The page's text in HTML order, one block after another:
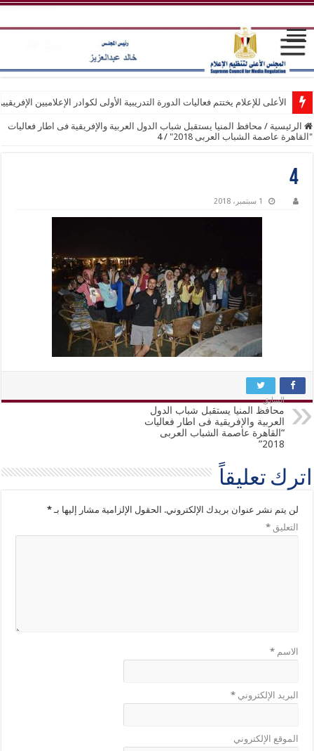
الأعلى للإعلام يختتم فعاليات الدورة التدريبية الأولى لكوادر الإعلاميين
الرئيسية / محافظ المنيا يستقبل شباب الدول العربية والإفريقية فى اطار فعاليات
"القاهرة عاصمة الشباب العربى 2018"
/
4
4
1 سبتمبر، 2018
السابق
محافظ المنيا يستقبل شباب الدول
العربية والإفريقية فى اطار فعاليات
“القاهرة عاصمة الشباب العربى
2018”
اترك تعليقاً
لن يتم نشر عنوان بريدك الإلكتروني. الحقول الإلزامية مشار إليها بـ*
التعليق*
الاسم*
البريد الإلكتروني*
الموقع الإلكتروني